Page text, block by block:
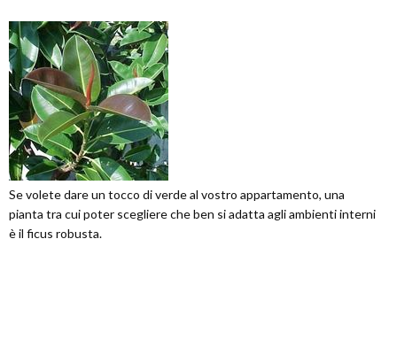
Se volete dare un tocco di verde al vostro appartamento, una
pianta tra cui poter scegliere che ben si adatta agli ambienti interni
è il ficus robusta.